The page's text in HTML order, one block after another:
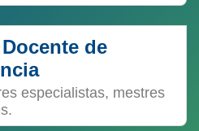
de
especialistas, mestres